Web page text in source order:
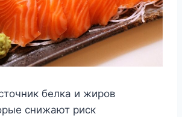
белка и жиров
снижают риск